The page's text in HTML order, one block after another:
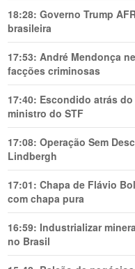
18:28: Governo Trump
brasileira
17:53: André Mendonça
facções criminosas
17:40: Escondido atrás
ministro do STF
17:08: Operação Sem
Lindbergh
17:01: Chapa de Flávio
com chapa pura
16:59: Industrializar
no Brasil